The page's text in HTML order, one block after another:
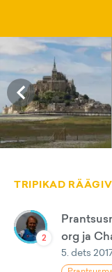
TRIPIKAD
2
org ja
5. dets